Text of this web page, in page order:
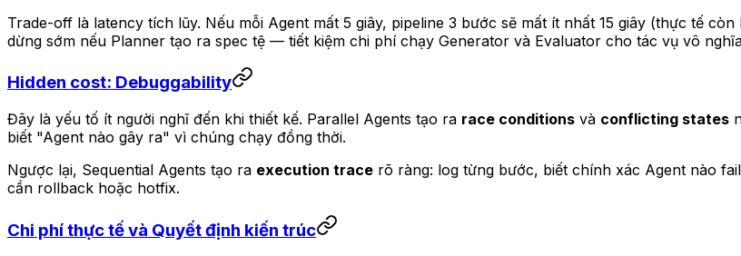
Trade-off là latency tích lũy. Nếu mỗi Agent mất 5 giây, pipeline 3 bước sẽ mất ít nhất 15 giây (thực tế
dừng sớm nếu Planner tạo ra spec tệ — tiết kiệm chi phí chạy Generator và Evaluator cho tác vụ vô
Hidden cost: Debuggability
Đây là yếu tố ít người nghĩ đến khi thiết kế. Parallel Agents tạo ra race conditions và conflicting states
biết "Agent nào gây ra" vì chúng chạy đồng thời.
Ngược lại, Sequential Agents tạo ra execution trace rõ ràng: log từng bước, biết chính xác Agent nào
cần rollback hoặc hotfix.
Chi phí thực tế và Quyết định kiến trúc